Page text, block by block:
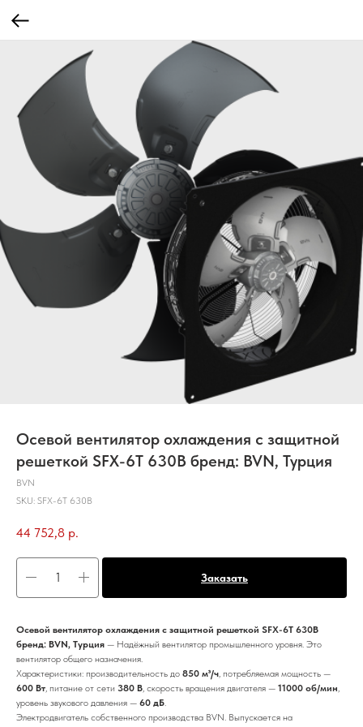
Осевой вентилятор охлаждения с защитной
решеткой SFX-6T 630B бренд: BVN, Турция
BVN
SKU: SFX-6T 630B
44 752,8 р.
Заказать
Осевой вентилятор охлаждения с защитной решеткой SFX-6T 630B
бренд: BVN, Турция — Надёжный вентилятор промышленного уровня. Это
вентилятор общего назначения.
Характеристики: производительность до 850 м³/ч, потребляемая мощность —
600 Вт, питание от сети 380 В, скорость вращения двигателя — 11000 об/мин,
уровень звукового давления — 60 дБ.
Электродвигатель собственного производства BVN. Выпускается на